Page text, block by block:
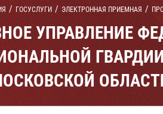
ГОСУСЛУГИ ЭЛЕКТРОННАЯ ПРИЕМНАЯ
УПРАВЛЕНИЕ